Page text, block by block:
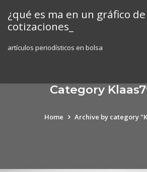
content
¿qué es ma en un gráfico de
cotizaciones_
artículos periodísticos en bolsa
Category
Home Archive by category